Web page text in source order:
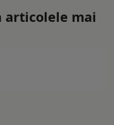
articolele mai